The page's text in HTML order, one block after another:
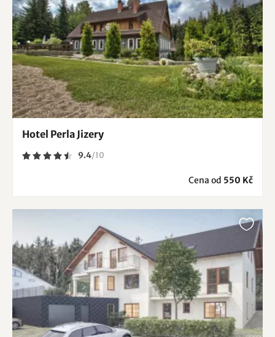
Hotel Perla Jizery
9.4/10
Cena od 550 Kč